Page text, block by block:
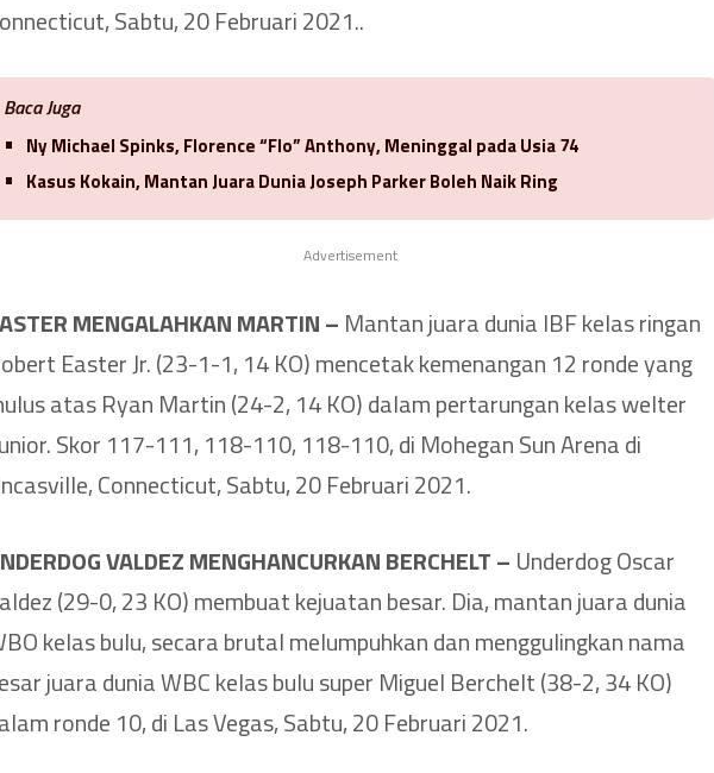
Sabtu, 20 Februari 2021..
Baca Juga
Ny Michael Spinks, Florence “Flo” Anthony, Meninggal pada Usia 74
Kasus Kokain, Mantan Juara Dunia Joseph Parker Boleh Naik Ring
Advertisement
MENGALAHKAN MARTIN – Mantan juara dunia IBF kelas ringan
Easter Jr. (23-1-1, 14 KO) mencetak kemenangan 12 ronde yang
atas Ryan Martin (24-2, 14 KO) dalam pertarungan kelas welter
Skor 117-111, 118-110, 118-110, di Mohegan Sun Arena di
Connecticut, Sabtu, 20 Februari 2021.
VALDEZ MENGHANCURKAN BERCHELT – Underdog Oscar
(29-0, 23 KO) membuat kejuatan besar. Dia, mantan juara dunia
kelas bulu, secara brutal melumpuhkan dan menggulingkan nama
juara dunia WBC kelas bulu super Miguel Berchelt (38-2, 34 KO)
ronde 10, di Las Vegas, Sabtu, 20 Februari 2021.